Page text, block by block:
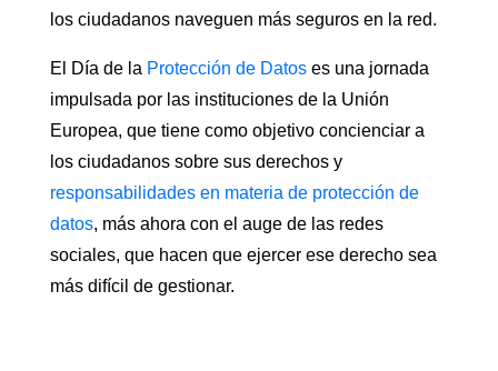
los ciudadanos naveguen más seguros en la red.
El Día de la Protección de Datoses una jornada
impulsada por las instituciones de la Unión
Europea, que tiene como objetivo concienciar a
los ciudadanos sobre sus derechos y
responsabilidades en materia de protección de
datos, más ahora con el auge de las redes
sociales, que hacen que ejercer ese derecho sea
más difícil de gestionar.